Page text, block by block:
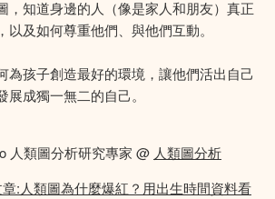
，知道身邊的人（像是家人和朋友）真正
及如何尊重他們、與他們互動。
為孩子創造最好的環境，讓他們活出自己
成獨一無二的自己。
人類圖分析研究專家 @ 人類圖分析
:人類圖為什麼爆紅？用出生時間資料看